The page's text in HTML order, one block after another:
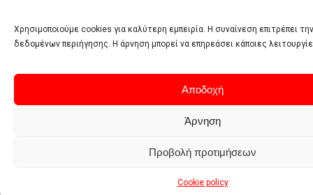
Χρησιμοποιούμε cookies για καλύτερη εμπειρία. Η συναίνεση επιτρέπει
δεδομένων περιήγησης. Η άρνηση μπορεί να επηρεάσει κάποιες
Αποδοχή
Άρνηση
Προβολή προτιμήσεων
Cookie policy